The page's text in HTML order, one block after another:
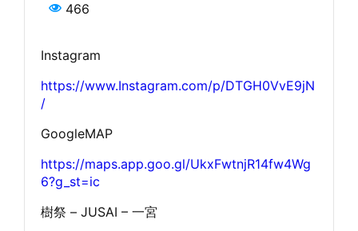
466
Instagram
https://www.Instagram.com/p/DTGH0VvE9jN
/
GoogleMAP
https://maps.app.goo.gl/UkxFwtnjR14fw4Wg
6?g_st=ic
樹祭 – JUSAI – 一宮